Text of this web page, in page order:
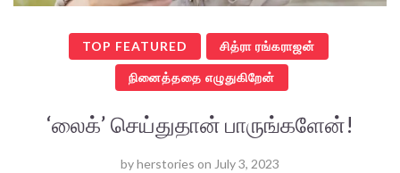
TOP FEATURED சித்ரா ரங்கராஜன்
நினைத்ததை எழுதுகிறேன்
‘லைக்’ செய்துதான் பாருங்களேன்!
byherstories on July 3, 2023